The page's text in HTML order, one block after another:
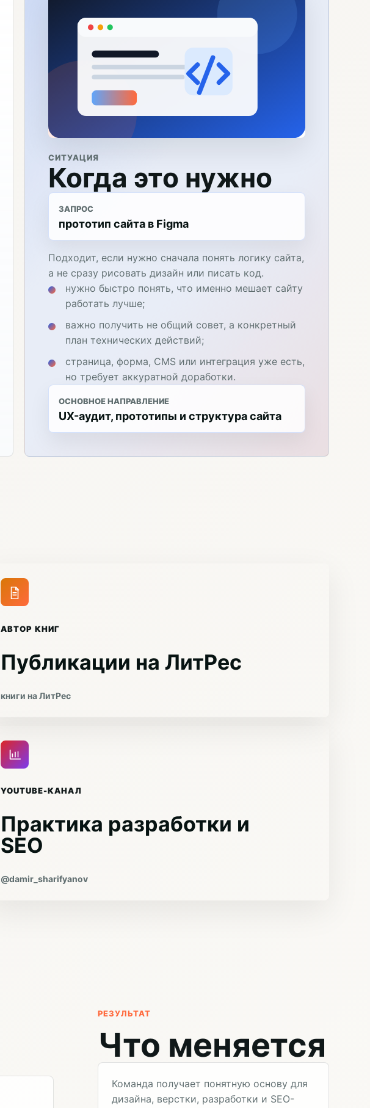
СИТУАЦИЯ
Когда это нужно
ЗАПРОС
прототип сайта в Figma
Подходит, если нужно сначала понять логику сайта,
а не сразу рисовать дизайн или писать код.
нужно быстро понять, что именно мешает сайту
работать лучше;
важно получить не общий совет, а конкретный
план технических действий;
страница, форма, CMS или интеграция уже есть,
но требует аккуратной доработки.
ОСНОВНОЕ НАПРАВЛЕНИЕ
UX-аудит, прототипы и структура сайта
АВТОР КНИГ
Публикации на ЛитРес
книги на ЛитРес
YOUTUBE-КАНАЛ
Практика разработки и
SEO
@damir_sharifyanov
РЕЗУЛЬТАТ
Что меняется
Команда получает понятную основу для
дизайна, верстки, разработки и SEO-